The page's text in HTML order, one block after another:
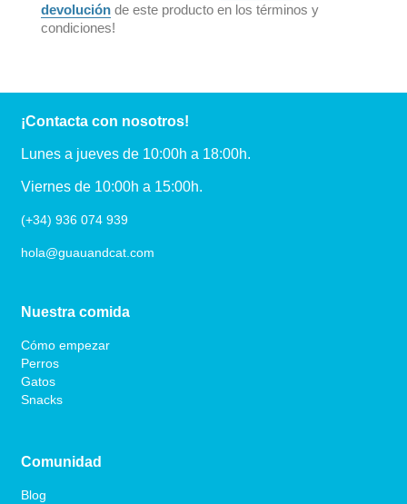
devolución de este producto en los términos y
condiciones!
¡Contacta con nosotros!
Lunes a jueves de 10:00h a 18:00h.
Viernes de 10:00h a 15:00h.
(+34) 936 074 939
hola@guauandcat.com
Nuestra comida
Cómo empezar
Perros
Gatos
Snacks
Comunidad
Blog